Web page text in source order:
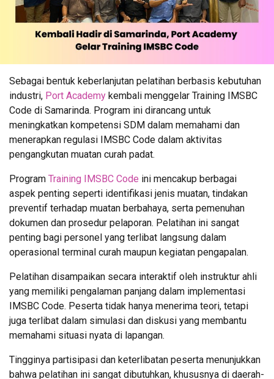
Sebagai bentuk keberlanjutan pelatihan berbasis kebutuhan
industri, Port Academy kembali menggelar Training IMSBC
Code di Samarinda. Program ini dirancang untuk
meningkatkan kompetensi SDM dalam memahami dan
menerapkan regulasi IMSBC Code dalam aktivitas
pengangkutan muatan curah padat.
Program Training IMSBC Code ini mencakup berbagai
aspek penting seperti identifikasi jenis muatan, tindakan
preventif terhadap muatan berbahaya, serta pemenuhan
dokumen dan prosedur pelaporan. Pelatihan ini sangat
penting bagi personel yang terlibat langsung dalam
operasional terminal curah maupun kegiatan pengapalan.
Pelatihan disampaikan secara interaktif oleh instruktur ahli
yang memiliki pengalaman panjang dalam implementasi
IMSBC Code. Peserta tidak hanya menerima teori, tetapi
juga terlibat dalam simulasi dan diskusi yang membantu
memahami situasi nyata di lapangan.
Tingginya partisipasi dan keterlibatan peserta menunjukkan
bahwa pelatihan ini sangat dibutuhkan, khususnya di daerah-